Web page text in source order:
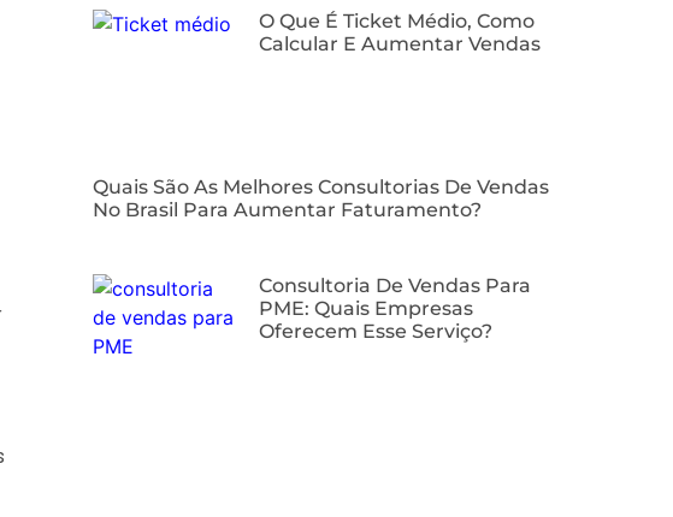
O Que É Ticket Médio, Como
Calcular E Aumentar Vendas
⁠Quais São As Melhores Consultorias De Vendas
No Brasil Para Aumentar Faturamento?
⁠Consultoria De Vendas Para
PME: Quais Empresas
Oferecem Esse Serviço?